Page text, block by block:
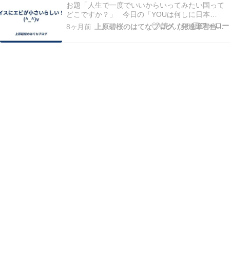
お題「人生で一度でいいからいってみたい国って
どこですか？」 今日の「YOUは何しに日本
へ？！」の 番組中、スイスから来る来訪客に、あ
っぱれ。 スイスのエビが小さいらしい(^-^; スイス
8ヶ月前 上原碧桜のはてなブログ（発達障害当事者）